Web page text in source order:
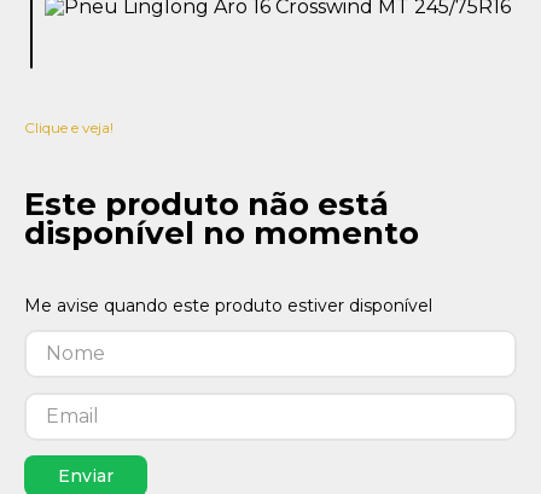
Clique e veja!
Este produto não está
disponível no momento
Enviar